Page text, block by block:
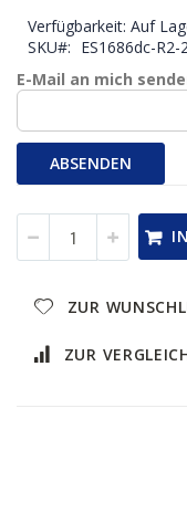
Verfügbarkeit: Auf
SKU
ES1686dc-
E-Mail an mich
ABSENDEN
ZUR
ZUR